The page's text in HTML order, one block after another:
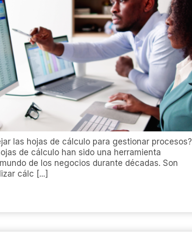
las hojas de cálculo para gestionar procesos?
de cálculo han sido una herramienta
de los negocios durante décadas. Son
cálc [...]